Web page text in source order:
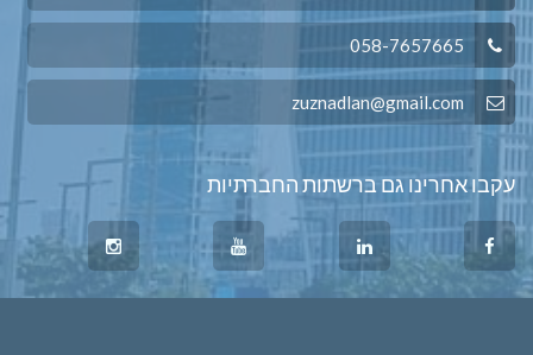
עקבו אחרינו גם ברשתות החברתיות